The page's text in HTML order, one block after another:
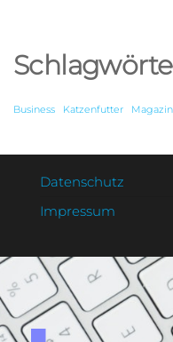
Business Katzenfutter Magazin
Datenschutz
Impressum